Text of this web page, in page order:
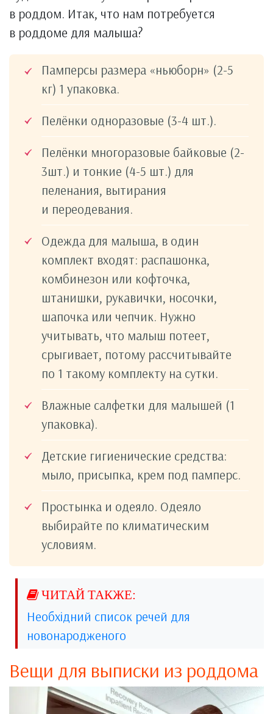
в роддом. Итак, что нам потребуется
в роддоме для малыша?
Памперсы размера «ньюборн» (2-5
кг) 1 упаковка.
Пелёнки одноразовые (3-4 шт.).
Пелёнки многоразовые байковые (2-
3шт.) и тонкие (4-5 шт.) для
пеленания, вытирания
и переодевания.
Одежда для малыша, в один
комплект входят: распашонка,
комбинезон или кофточка,
штанишки, рукавички, носочки,
шапочка или чепчик. Нужно
учитывать, что малыш потеет,
срыгивает, потому рассчитывайте
по 1 такому комплекту на сутки.
Влажные салфетки для малышей (1
упаковка).
Детские гигиенические средства:
мыло, присыпка, крем под памперс.
Простынка и одеяло. Одеяло
выбирайте по климатическим
условиям.
Необхідний список речей для
новонародженого
Вещи для выписки из роддома